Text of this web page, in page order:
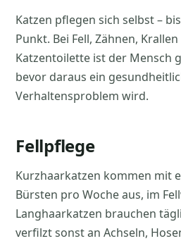
Katzen pflegen sich selbst –
Punkt. Bei Fell, Zähnen,
Katzentoilette ist der Mensch
bevor daraus ein
Verhaltensproblem wird.
Fellpflege
Kurzhaarkatzen kommen mit
Bürsten pro Woche aus, im
Langhaarkatzen brauchen
verfilzt sonst an Achseln,